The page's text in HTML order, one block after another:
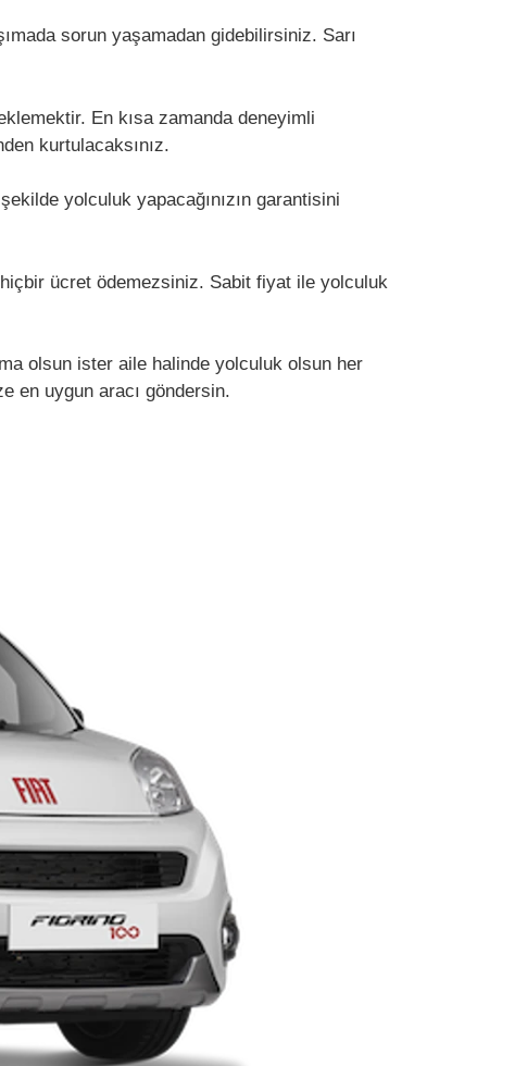
sorun yaşamadan gidebilirsiniz. Sarı
En kısa zamanda deneyimli
kurtulacaksınız.
yolculuk yapacağınızın garantisini
ücret ödemezsiniz. Sabit fiyat ile yolculuk
olsun ister aile halinde yolculuk olsun her
en uygun aracı göndersin.